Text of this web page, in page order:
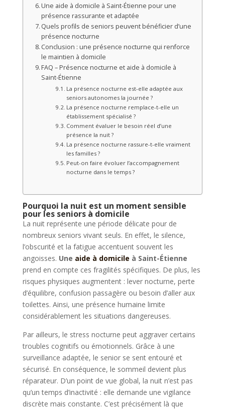
Une aide à domicile à Saint-Étienne pour une
présence rassurante et adaptée
Quels profils de seniors peuvent bénéficier d’une
présence nocturne
Conclusion : une présence nocturne qui renforce
le maintien à domicile
FAQ – Présence nocturne et aide à domicile à
Saint-Étienne
La présence nocturne est-elle adaptée aux
seniors autonomes la journée ?
La présence nocturne remplace-t-elle un
établissement spécialisé ?
Comment évaluer le besoin réel d’une
présence la nuit ?
La présence nocturne rassure-t-elle vraiment
les familles ?
Peut-on faire évoluer l’accompagnement
nocturne dans le temps ?
Pourquoi la nuit est un moment sensible
pour les seniors à domicile
La nuit représente une période délicate pour de
nombreux seniors vivant seuls. En effet, le silence,
l’obscurité et la fatigue accentuent souvent les
angoisses. Une aide à domicile à Saint-Étienne
prend en compte ces fragilités spécifiques. De plus, les
risques physiques augmentent : lever nocturne, perte
d’équilibre, confusion passagère ou besoin d’aller aux
toilettes. Ainsi, une présence humaine limite
considérablement les situations dangereuses.
Par ailleurs, le stress nocturne peut aggraver certains
troubles cognitifs ou émotionnels. Grâce à une
surveillance adaptée, le senior se sent entouré et
sécurisé. En conséquence, le sommeil devient plus
réparateur. D’un point de vue global, la nuit n’est pas
qu’un temps d’inactivité : elle demande une vigilance
discrète mais constante. C’est précisément là que